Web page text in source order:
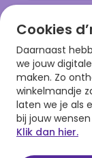
Download
Cookies
Daarnaast
we jouw
maken. Zo
winkelmandje
laten we je als
bij jouw
Klik dan hier.